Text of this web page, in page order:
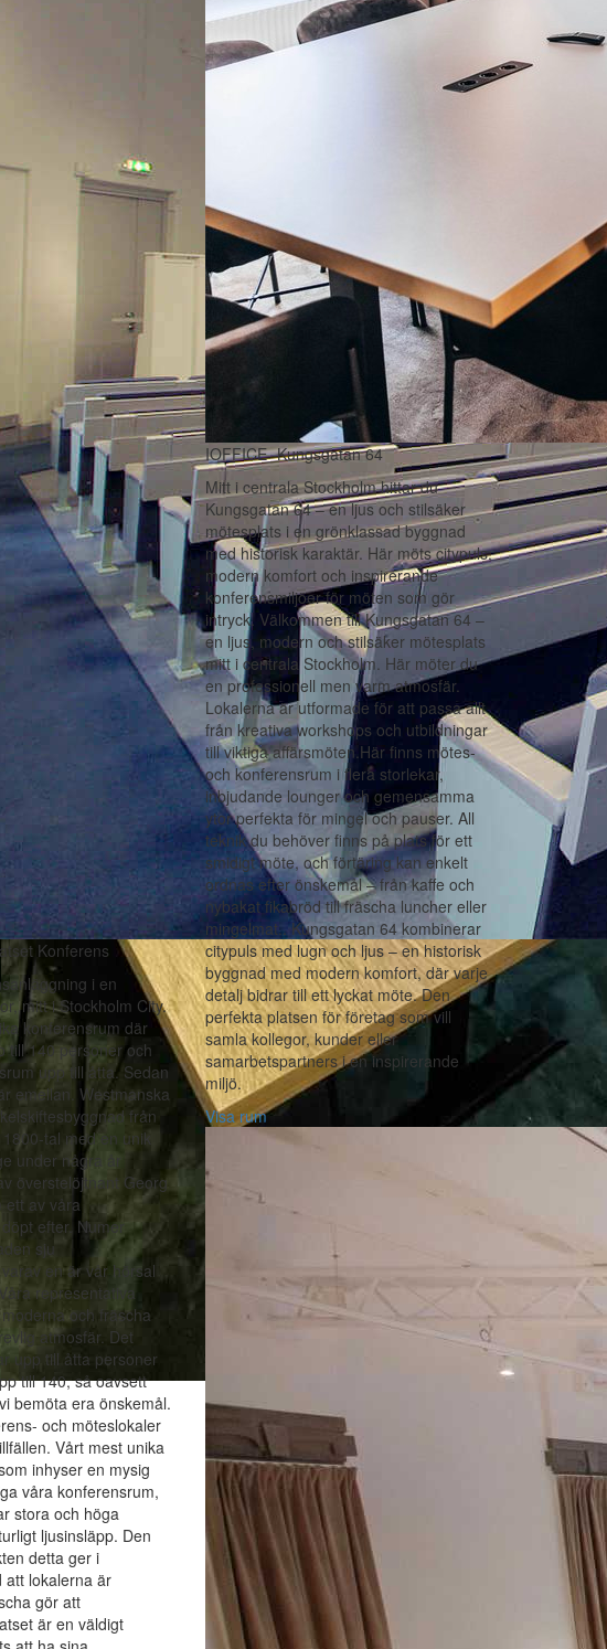
Konferens
i en
mitt i Stockholm City.
konferensrum där
till 140 personer och
upp till åtta. Sedan
emellan. Westmanska
från
tal med en unik
under några år
överstelöjtnant Georg
ett av våra
efter. Numer
sju
en är vår hörsal
representativa
och fräscha
atmosfär. Det
upp till åtta personer
till 140, så oavsett
bemöta era önskemål.
och möteslokaler
Vårt mest unika
inhyser en mysig
våra konferensrum,
stora och höga
ljusinsläpp. Den
detta ger i
att lokalerna är
gör att
är en väldigt
IOFFICE -Kungsgatan 64
Mitt i centrala Stockholm hittar du
Kungsgatan 64 – en ljus och stilsäker
mötesplats i en grönklassad byggnad
med historisk karaktär. Här möts citypuls,
modern komfort och inspirerande
konferensmiljöer för möten som gör
intryck. Välkommen till Kungsgatan 64 –
en ljus, modern och stilsäker mötesplats
mitt i centrala Stockholm. Här möter du
en professionell men varm atmosfär.
Lokalerna är utformade för att passa allt
från kreativa workshops och utbildningar
till viktiga affärsmöten.Här finns mötes-
och konferensrum i flera storlekar,
inbjudande lounger och gemensamma
ytor perfekta för mingel och pauser. All
teknik du behöver finns på plats för ett
smidigt möte, och förtäring kan enkelt
ordnas efter önskemål – från kaffe och
nybakat fikabröd till fräscha luncher eller
mingelmat.. Kungsgatan 64 kombinerar
citypuls med lugn och ljus – en historisk
byggnad med modern komfort, där varje
detalj bidrar till ett lyckat möte. Den
perfekta platsen för företag som vill
samla kollegor, kunder eller
samarbetspartners i en inspirerande
miljö.
Visa rum